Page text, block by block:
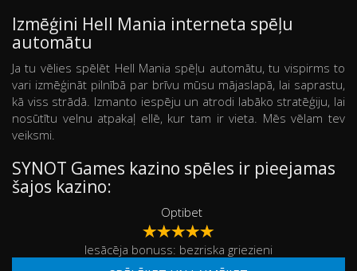
Izmēģini Hell Mania interneta spēļu
automātu
Ja tu vēlies spēlēt Hell Mania spēļu automātu, tu vispirms to
vari izmēģināt pilnībā par brīvu mūsu mājaslapā, lai saprastu,
kā viss strādā. Izmanto iespēju un atrodi labāko stratēģiju, lai
nosūtītu velnu atpakaļ ellē, kur tam ir vieta. Mēs vēlam tev
veiksmi.
SYNOT Games kazino spēles ir pieejamas
šajos kazino:
Optibet
Iesācēja bonuss: bezriska griezieni